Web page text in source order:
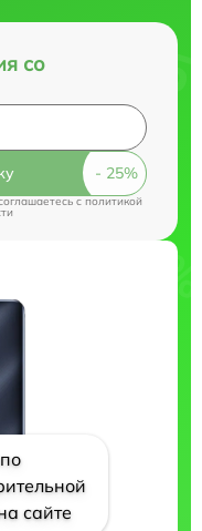
со
cполитикой
сайте